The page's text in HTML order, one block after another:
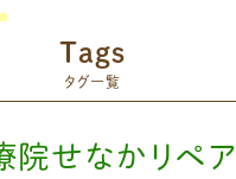
Tags
タグ一覧
院せなかリペア